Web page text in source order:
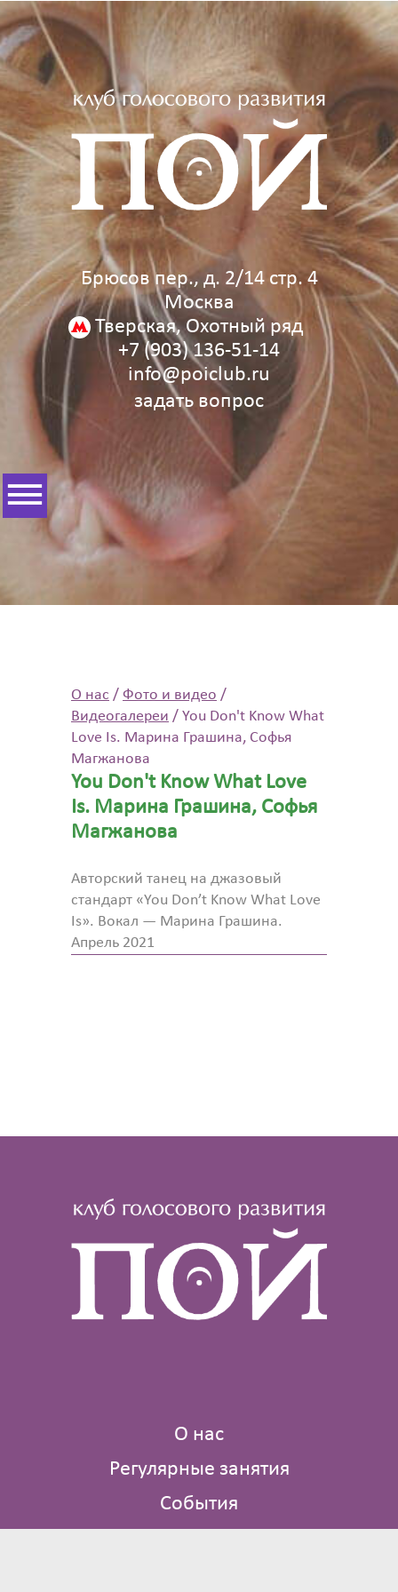
Брюсов пер., д. 2/14 стр. 4
Москва
Тверская, Охотный ряд
+7 (903) 136‑51‑14
info@poiclub.ru
задать вопрос
О нас / Фото и видео /
Видеогалереи / You Don't Know What
Love Is. Марина Грашина, Софья
Магжанова
You Don't Know What Love
Is. Марина Грашина, Софья
Магжанова
Авторский танец на джазовый
стандарт «You Don’t Know What Love
Is». Вокал — Марина Грашина.
Апрель 2021
О нас
Регулярные занятия
События